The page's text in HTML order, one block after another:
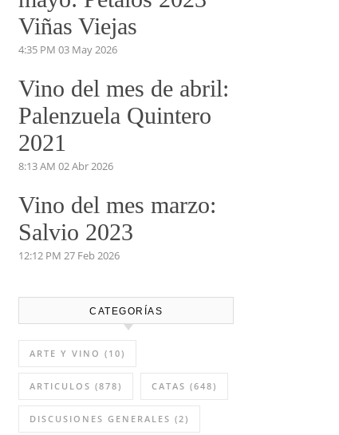
Viñas Viejas
4:35 PM 03 May 2026
Vino del mes de abril:
Palenzuela Quintero
2021
8:13 AM 02 Abr 2026
Vino del mes marzo:
Salvio 2023
12:12 PM 27 Feb 2026
CATEGORÍAS
ARTE Y VINO (10)
ARTICULOS (878) CATAS (648)
DISCUSIONES GENERALES (2)